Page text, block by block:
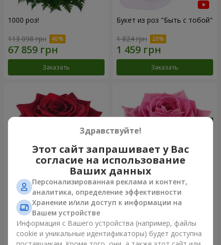
1000 роз!
113 098 грн
Заказать
Букет из роз "Быть с тобой"
1 824 грн
Заказать
Роза красная (поштучно)
Заказать
Роза розовая (поштучно)
Заказать
Здравствуйте!
Этот сайт запрашивает у Вас
согласие на использование
Ваших данных
Персонализированная реклама и контент,
аналитика, определение эффективности
Хранение и/или доступ к информации на
Вашем устройстве
Информация с Вашего устройства (например, файлы
cookie и уникальные идентификаторы) будет доступна